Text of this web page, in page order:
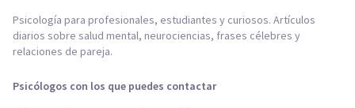
Psicología para profesionales, estudiantes y curiosos. Artículos
diarios sobre salud mental, neurociencias, frases célebres y
relaciones de pareja.
Psicólogos con los que puedes contactar